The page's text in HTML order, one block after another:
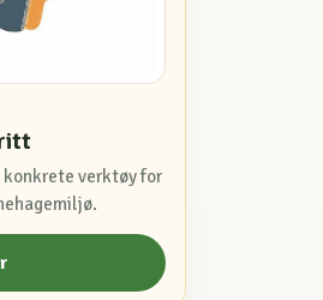
konkrete verktøy for